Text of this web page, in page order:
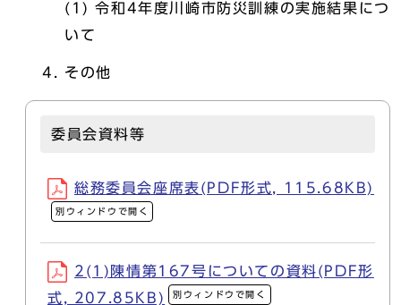
(1) 令和4年度川崎市防災訓練の実施結果につ
いて
その他
委員会資料等
総務委員会座席表(PDF形式, 115.68KB)
別ウィンドウで開く
2(1)陳情第167号についての資料(PDF形
式, 207.85KB)
別ウィンドウで開く